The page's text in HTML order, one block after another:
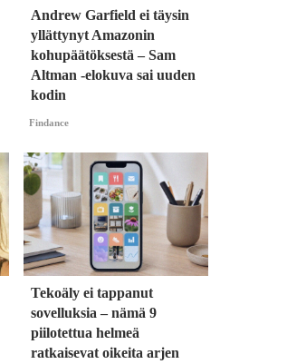
Andrew Garfield ei täysin
yllättynyt Amazonin
kohupäätöksestä – Sam
Altman -elokuva sai uuden
kodin
Findance
Tekoäly ei tappanut
sovelluksia – nämä 9
piilotettua helmeä
ratkaisevat oikeita arjen